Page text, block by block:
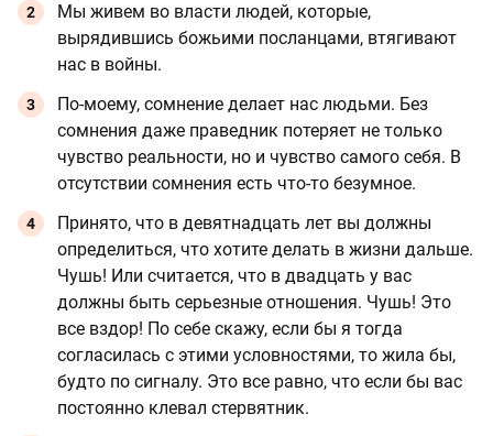
Мы живем во власти людей, которые,
вырядившись божьими посланцами, втягивают
нас в войны.
По-моему, сомнение делает нас людьми. Без
сомнения даже праведник потеряет не только
чувство реальности, но и чувство самого себя. В
отсутствии сомнения есть что-то безумное.
Принято, что в девятнадцать лет вы должны
определиться, что хотите делать в жизни дальше.
Чушь! Или считается, что в двадцать у вас
должны быть серьезные отношения. Чушь! Это
все вздор! По себе скажу, если бы я тогда
согласилась с этими условностями, то жила бы,
будто по сигналу. Это все равно, что если бы вас
постоянно клевал стервятник.